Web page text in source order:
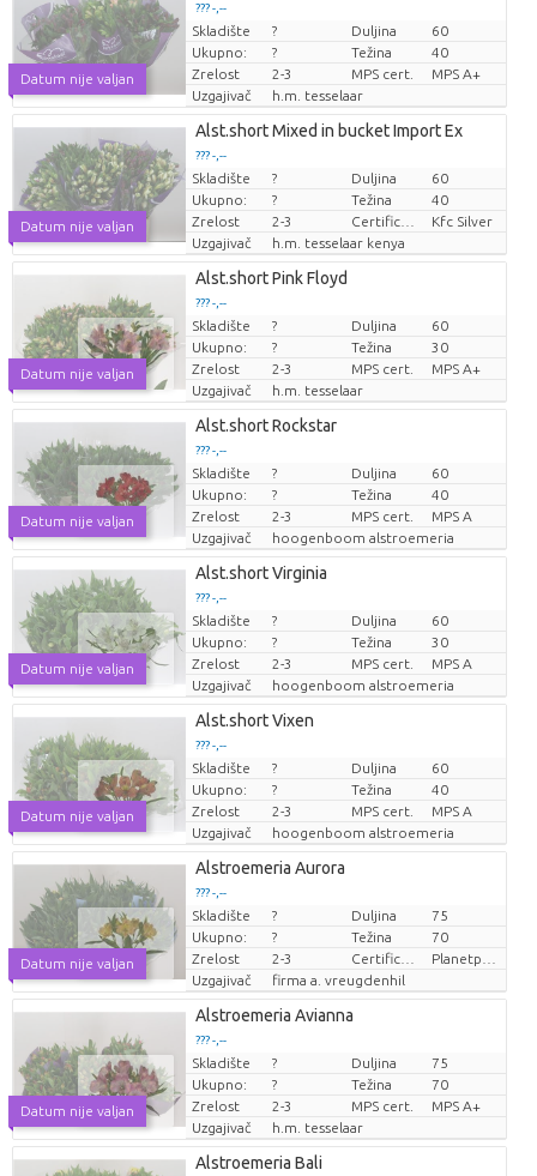
Datum nije valjan
??? -,--
Cijena po komadu
Skladište ? Duljina
60
Ukupno:
? Težina
40
Zrelost
2-3 MPS cert.
MPS A+
Uzgajivač
h.m. tesselaar
Datum nije valjan
Alst.short Mixed in bucket Import Ex
??? -,--
Cijena po komadu
Skladište ? Duljina
60
Ukupno:
? Težina
40
Zrelost
2-3
Kfc Silver
Uzgajivač
h.m. tesselaar kenya
Datum nije valjan
Alst.short Pink Floyd
??? -,--
Cijena po komadu
Skladište ? Duljina
60
Ukupno:
? Težina
30
Zrelost
2-3 MPS cert.
MPS A+
Uzgajivač
h.m. tesselaar
Datum nije valjan
Alst.short Rockstar
??? -,--
Cijena po komadu
Skladište ? Duljina
60
Ukupno:
? Težina
40
Zrelost
2-3 MPS cert.
MPS A
Uzgajivač
hoogenboom alstroemeria
Datum nije valjan
Alst.short Virginia
??? -,--
Cijena po komadu
Skladište ? Duljina
60
Ukupno:
? Težina
30
Zrelost
2-3 MPS cert.
MPS A
Uzgajivač
hoogenboom alstroemeria
Datum nije valjan
Alst.short Vixen
??? -,--
Cijena po komadu
Skladište ? Duljina
60
Ukupno:
? Težina
40
Zrelost
2-3 MPS cert.
MPS A
Uzgajivač
hoogenboom alstroemeria
Datum nije valjan
Alstroemeria Aurora
??? -,--
Cijena po komadu
Skladište ? Duljina
75
Ukupno:
? Težina
70
Zrelost
2-3
Uzgajivač
firma a. vreugdenhil
Datum nije valjan
Alstroemeria Avianna
??? -,--
Cijena po komadu
Skladište ? Duljina
75
Ukupno:
? Težina
70
Zrelost
2-3 MPS cert.
MPS A+
Uzgajivač
h.m. tesselaar
Alstroemeria Bali